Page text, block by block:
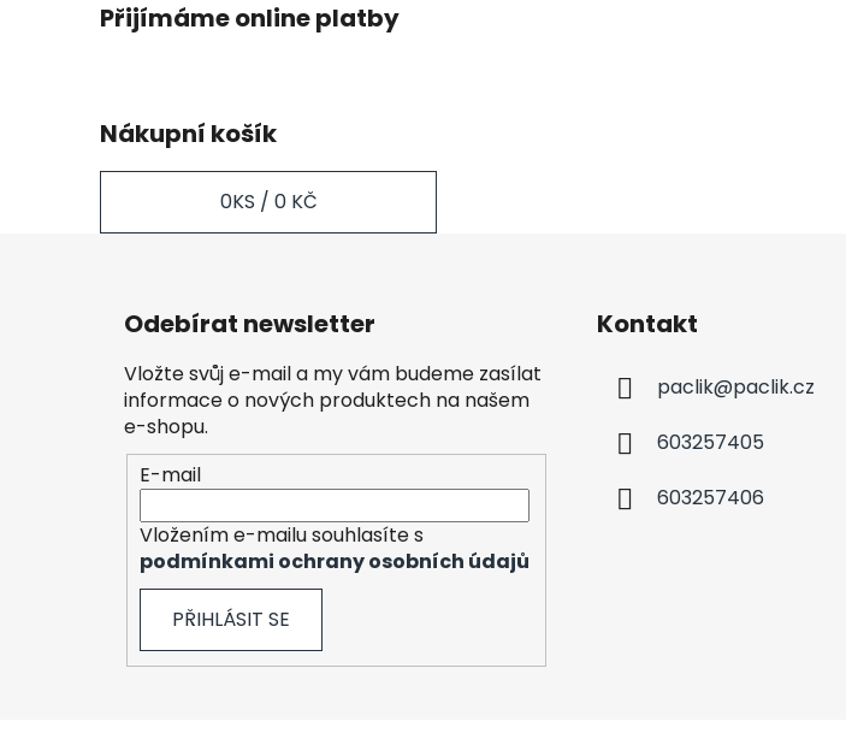
Přijímáme online platby
Nákupní košík
0KS / 0 KČ
Odebírat newsletter
Vložte svůj e-mail a my vám budeme zasílat
informace o nových produktech na našem
e-shopu.
E-mail
Vložením e-mailu souhlasíte s
podmínkami ochrany osobních údajů
PŘIHLÁSIT SE
Kontakt
paclik@paclik.cz
603257405
603257406